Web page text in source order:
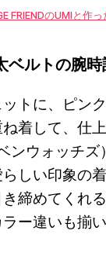
FRIENDのUMIと作
ベルトの腕
トに、ピン
着して、仕
ンウォッチ
しい印象の
き締めてくれ
ー違いも揃い